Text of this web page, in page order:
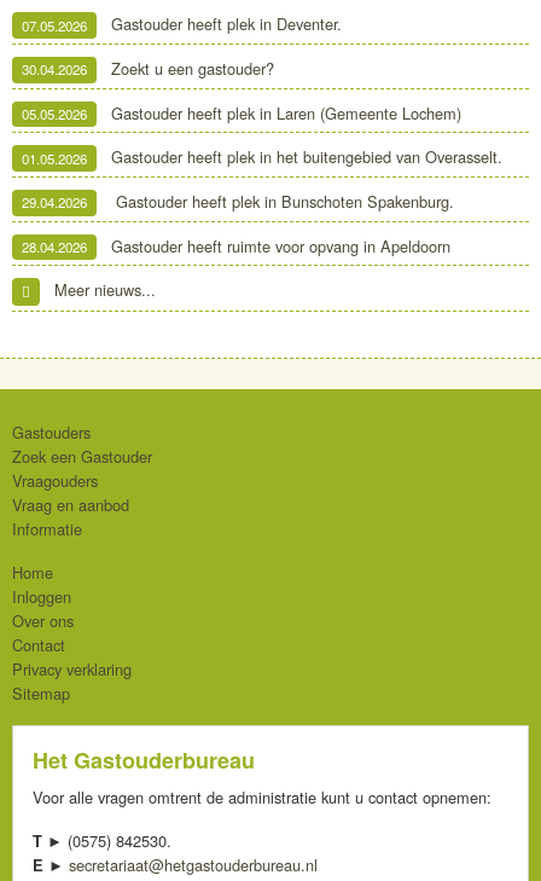
07.05.2026 Gastouder heeft plek in Deventer.
30.04.2026 Zoekt u een gastouder?
05.05.2026 Gastouder heeft plek in Laren (Gemeente Lochem)
01.05.2026 Gastouder heeft plek in het buitengebied van Overasselt.
29.04.2026 Gastouder heeft plek in Bunschoten Spakenburg.
28.04.2026
Gastouder heeft ruimte voor opvang in Apeldoorn
Meer nieuws...
Gastouders
Zoek een Gastouder
Vraagouders
Vraag en aanbod
Informatie
Home
Inloggen
Over ons
Contact
Privacy verklaring
Sitemap
Het Gastouderbureau
Voor alle vragen omtrent de administratie kunt u contact opnemen:
T ► (0575) 842530.
E ► secretariaat@hetgastouderbureau.nl